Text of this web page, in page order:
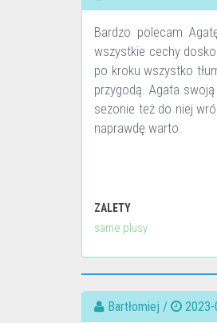
Bardzo polecam
wszystkie cechy
po kroku wszystko
przygodą. Agata
sezonie też do niej
naprawdę warto.
ZALETY
same plusy
Bartłomiej /